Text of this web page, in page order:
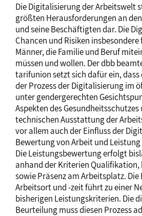
Die Digitalisierung der Arbeitswelt
größten Herausforderungen an
und seine Beschäftigten dar. Die
Chancen und Risiken
Männer, die Familie und Beruf
müssen und wollen. Der dbb
tarifunion setzt sich dafür ein,
der Prozess der Digitalisierung im
unter gendergerechten
Aspekten des
technischen Ausstattung der
vor allem auch der Einfluss der
Bewertung von Arbeit und
Die Leistungsbewertung erfolgt
anhand der Kriterien
sowie Präsenz am Arbeitsplatz.
Arbeitsort und -zeit führt zu einer
bisherigen Leistungskriterien. Die
Beurteilung muss diesen Prozess